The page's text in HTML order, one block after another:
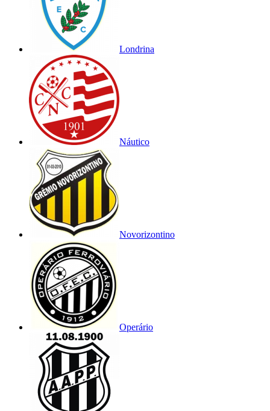
Londrina
Náutico
Novorizontino
Operário